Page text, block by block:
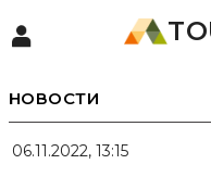
НОВОСТИ
06.11.2022, 13:15